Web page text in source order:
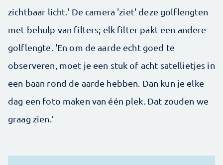
zichtbaar licht.' De camera 'ziet' deze golflengten
met behulp van filters; elk filter pakt een andere
golflengte. 'En om de aarde echt goed te
observeren, moet je een stuk of acht satellietjes in
een baan rond de aarde hebben. Dan kun je elke
dag een foto maken van één plek. Dat zouden we
graag zien.’